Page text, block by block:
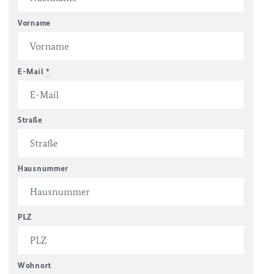
Vorname
E-Mail *
Straße
Hausnummer
PLZ
Wohnort